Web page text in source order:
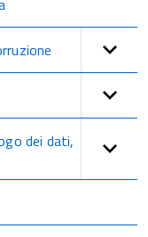
dei dati,